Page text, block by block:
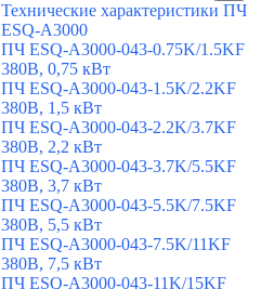
Технические характеристики ПЧ
ESQ-A3000
ПЧ ESQ-A3000-043-0.75K/1.5KF
380В, 0,75 кВт
ПЧ ESQ-A3000-043-1.5K/2.2KF
380В, 1,5 кВт
ПЧ ESQ-A3000-043-2.2K/3.7KF
380В, 2,2 кВт
ПЧ ESQ-A3000-043-3.7K/5.5KF
380В, 3,7 кВт
ПЧ ESQ-A3000-043-5.5K/7.5KF
380В, 5,5 кВт
ПЧ ESQ-A3000-043-7.5K/11KF
380В, 7,5 кВт
ПЧ ESQ-A3000-043-11K/15KF